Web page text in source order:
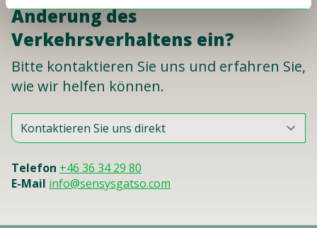
Änderung des
Verkehrsverhaltens ein?
Bitte kontaktieren Sie uns und erfahren Sie,
wie wir helfen können.
Telefon +46 36 34 29 80
E-Mail info@sensysgatso.com